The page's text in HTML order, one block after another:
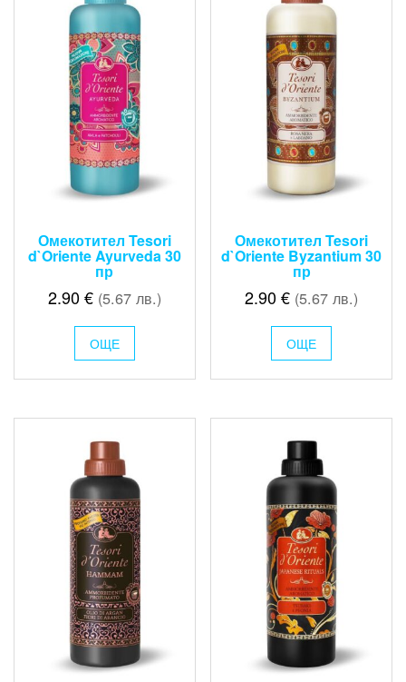
Омекотител Tesori
d`Oriente Ayurveda 30
пр
2.90€(5.67 лв.)
ОЩЕ
Омекотител Tesori
d`Oriente Byzantium 30
пр
2.90€ (5.67 лв.)
ОЩЕ